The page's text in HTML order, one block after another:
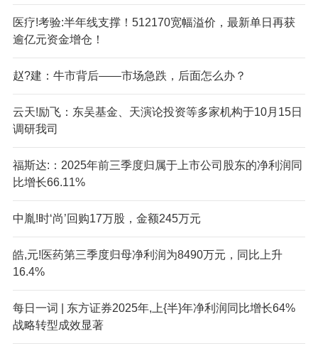
医疗!考验:半年线支撑！512170宽幅溢价，最新单日再获
逾亿元资金增仓！
赵?建：牛市背后——市场急跌，后面怎么办？
云天!励飞：东吴基金、天演论投资等多家机构于10月15日
调研我司
福斯达:：2025年前三季度归属于上市公司股东的净利润同
比增长66.11%
中胤!时‘尚’回购17万股，金额245万元
皓,元!医药第三季度归母净利润为8490万元，同比上升
16.4%
每日一词 | 东方证券2025年,上{半}年净利润同比增长64%
战略转型成效显著